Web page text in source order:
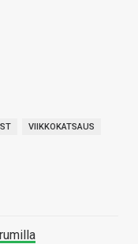
VIIKKOKATSAUS